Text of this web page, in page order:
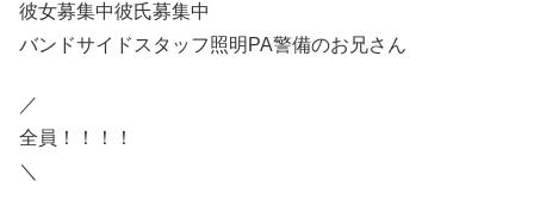
彼女募集中彼氏募集中
バンドサイドスタッフ照明PA警備のお兄さん
／
全員！！！！
＼